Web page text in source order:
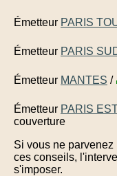
Émetteur PARIS
Émetteur PARIS
Émetteur MANTES /
Émetteur PARIS
couverture
Si vous ne
ces conseils,
s'imposer.